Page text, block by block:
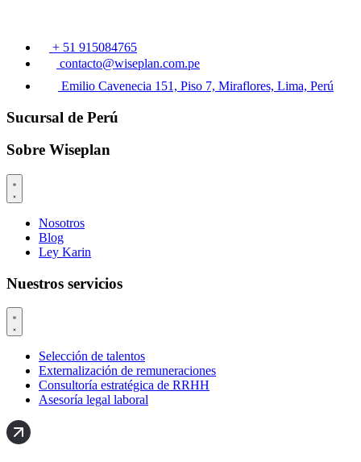
+ 51 915084765
contacto@wiseplan.com.pe
Emilio Cavenecia 151, Piso 7, Miraflores, Lima, Perú
Sucursal de Perú
Sobre Wiseplan
Nosotros
Blog
Ley Karin
Nuestros servicios
Selección de talentos
Externalización de remuneraciones
Consultoría estratégica de RRHH
Asesoría legal laboral